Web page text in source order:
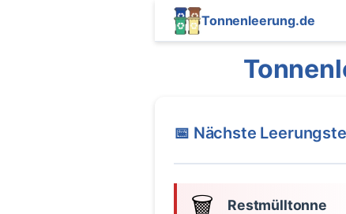
Tonnenleerung.de
📅 Nächste
🗑️ Restmülltonne